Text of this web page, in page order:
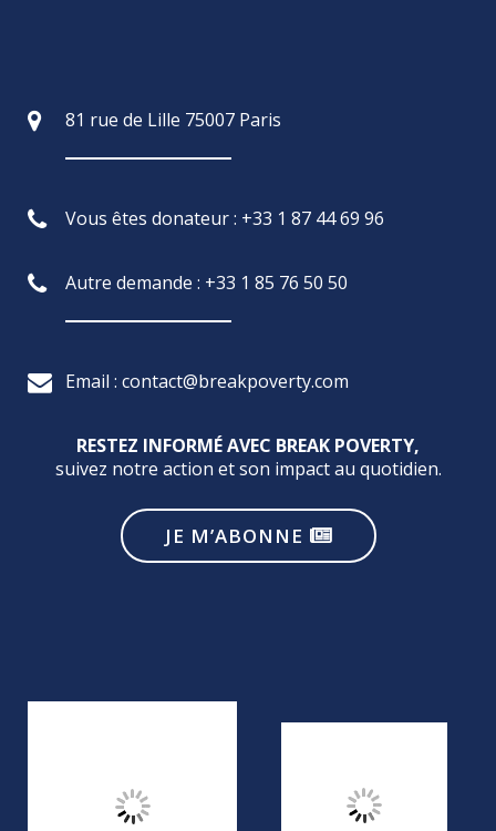
81 rue de Lille 75007 Paris
Vous êtes donateur : +33 1 87 44 69 96
Autre demande : +33 1 85 76 50 50
Email : contact@breakpoverty.com
RESTEZ INFORMÉ AVEC BREAK POVERTY,
suivez notre action et son impact au quotidien.
JE M’ABONNE